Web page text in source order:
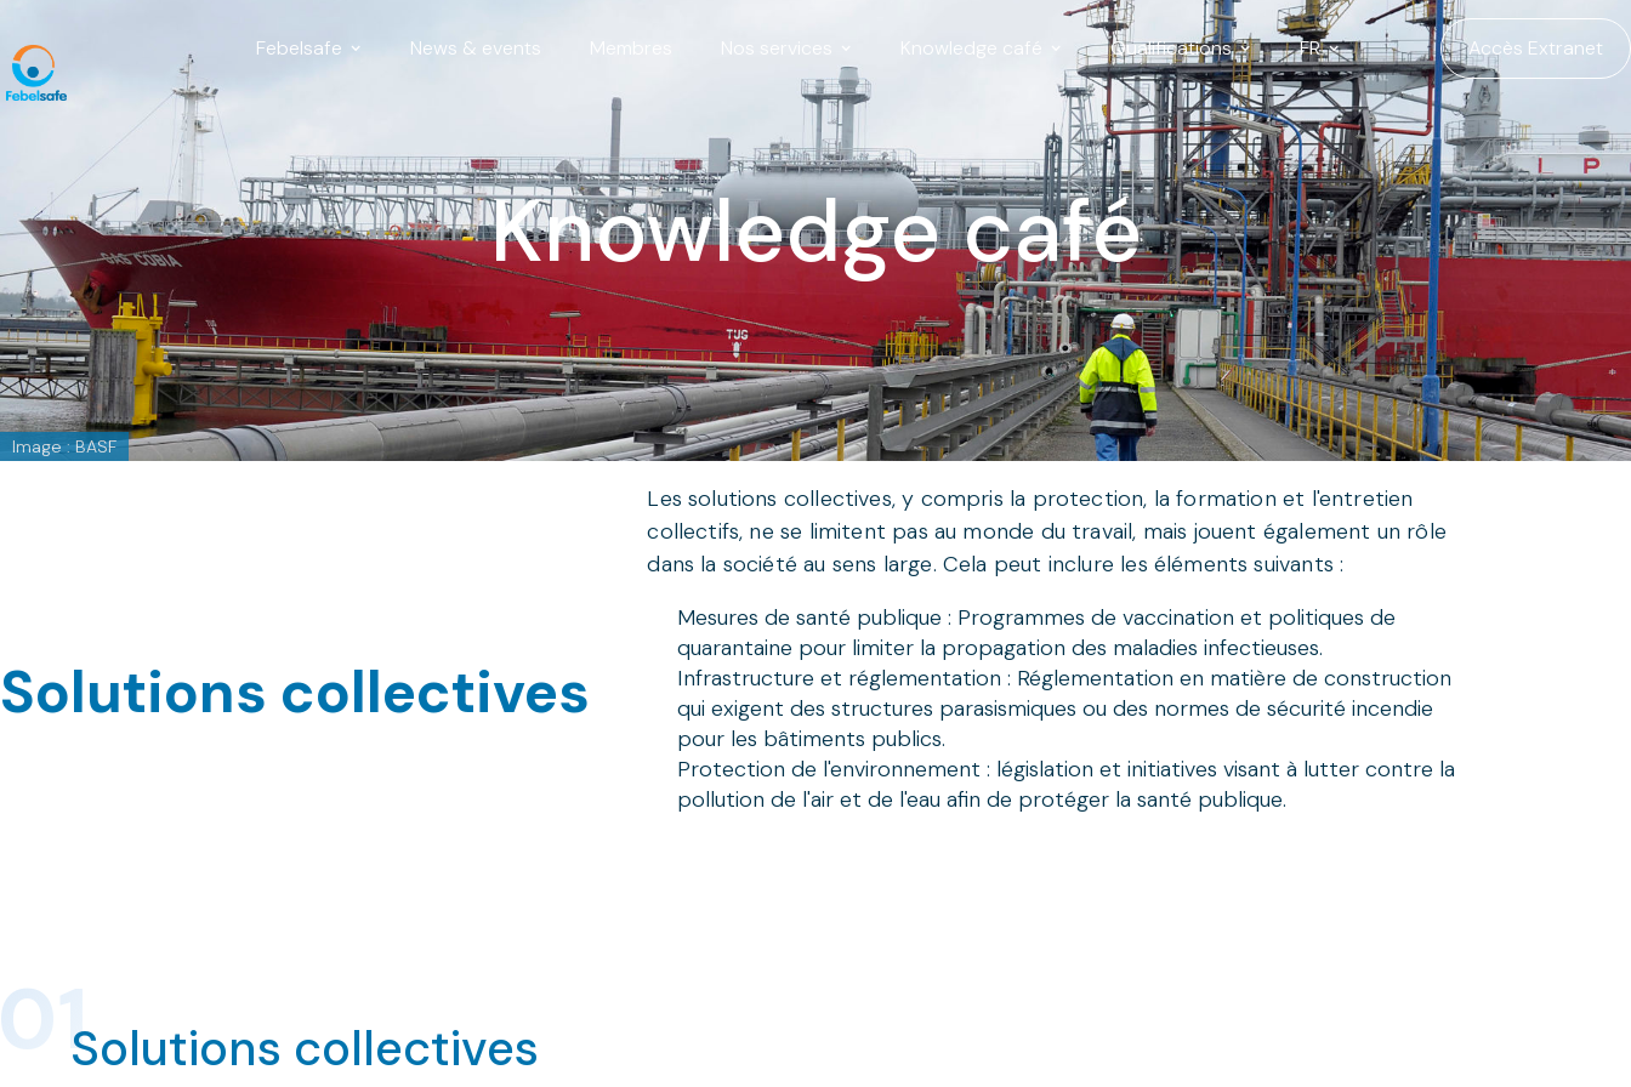
Febelsafe News & events Membres Nos services Knowledge café Qualifications FR Accès Extranet
Knowledge café
Image : BASF
Solutions collectives
Les solutions collectives, y compris la protection, la formation et l'entretien
collectifs, ne se limitent pas au monde du travail, mais jouent également un rôle
dans la société au sens large. Cela peut inclure les éléments suivants :
Mesures de santé publique : Programmes de vaccination et politiques de
quarantaine pour limiter la propagation des maladies infectieuses.
Infrastructure et réglementation : Réglementation en matière de construction
qui exigent des structures parasismiques ou des normes de sécurité incendie
pour les bâtiments publics.
Protection de l'environnement : législation et initiatives visant à lutter contre la
pollution de l'air et de l'eau afin de protéger la santé publique.
Solutions collectives